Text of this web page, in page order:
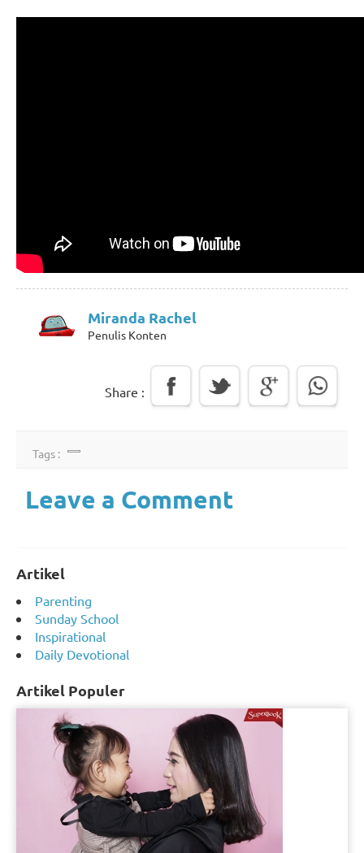
Miranda Rachel
Penulis Konten
Share :
Tags :
Leave a Comment
Artikel
Parenting
Sunday School
Inspirational
Daily Devotional
Artikel Populer